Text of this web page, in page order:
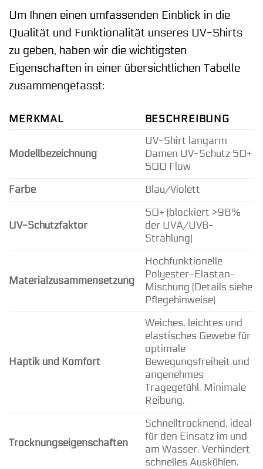
Um Ihnen einen umfassenden Einblick in die
Qualität und Funktionalität unseres UV-Shirts
zu geben, haben wir die wichtigsten
Eigenschaften in einer übersichtlichen Tabelle
zusammengefasst:
MERKMAL BESCHREIBUNG
Modellbezeichnung
UV-Shirt langarm
Damen UV-Schutz 50+
500 Flow
Farbe
Blau/Violett
UV-Schutzfaktor
50+ (blockiert >98%
der UVA/UVB-
Strahlung)
Materialzusammensetzung
Hochfunktionelle
Polyester-Elastan-
Mischung (Details siehe
Pflegehinweise)
Haptik und Komfort
Weiches, leichtes und
elastisches Gewebe für
optimale
Bewegungsfreiheit und
angenehmes
Tragegefühl. Minimale
Reibung.
Trocknungseigenschaften
Schnelltrocknend, ideal
für den Einsatz im und
am Wasser. Verhindert
schnelles Auskühlen.